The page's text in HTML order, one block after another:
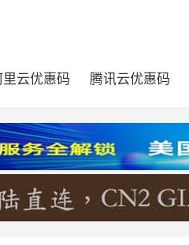
里云优惠码 腾讯云优惠码